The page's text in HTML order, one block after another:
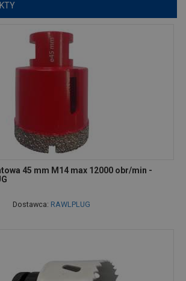
45 mm M14 max 12000 obr/min -
Dostawca: RAWLPLUG